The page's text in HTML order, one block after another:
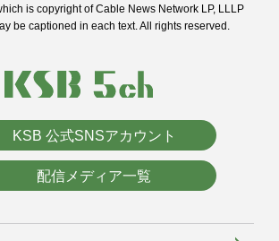
is copyright of Cable News Network LP, LLLP
be captioned in each text. All rights reserved.
KSB 公式SNSアカウント
配信メディア一覧